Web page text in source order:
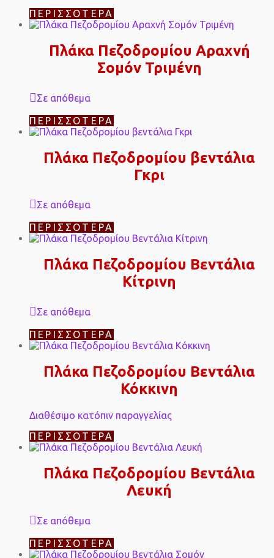
ΠΕΡΙΣΣΌΤΕΡΑ
Πλάκα Πεζοδρομίου Αραχνή
Σομόν Τριμένη
Σε απόθεμα
ΠΕΡΙΣΣΌΤΕΡΑ
Πλάκα Πεζοδρομίου βεντάλια
Γκρι
Σε απόθεμα
ΠΕΡΙΣΣΌΤΕΡΑ
Πλάκα Πεζοδρομίου Βεντάλια
Κίτρινη
Σε απόθεμα
ΠΕΡΙΣΣΌΤΕΡΑ
Πλάκα Πεζοδρομίου Βεντάλια
Κόκκινη
Διαθέσιμο κατόπιν παραγγελίας
ΠΕΡΙΣΣΌΤΕΡΑ
Πλάκα Πεζοδρομίου Βεντάλια
Λευκή
Σε απόθεμα
ΠΕΡΙΣΣΌΤΕΡΑ